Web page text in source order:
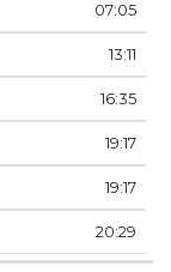
07:05
13:11
16:35
19:17
19:17
20:29